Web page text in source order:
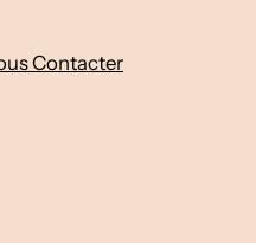
Contacter